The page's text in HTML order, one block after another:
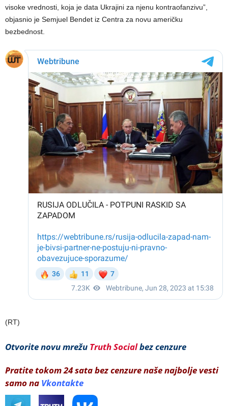
visoke vrednosti, koja je data Ukrajini za njenu kontraofanzivu”,
objasnio je Semjuel Bendet iz Centra za novu američku
bezbednost.
(RT)
Otvorite novu mrežu Truth Socialbez cenzure
Pratite tokom 24 sata bez cenzure naše najbolje vesti
samo na Vkontakte